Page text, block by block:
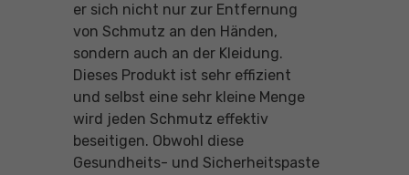
er sich nicht nur zur Entfernung
von Schmutz an den Händen,
sondern auch an der Kleidung.
Dieses Produkt ist sehr effizient
und selbst eine sehr kleine Menge
wird jeden Schmutz effektiv
beseitigen. Obwohl diese
Gesundheits- und Sicherheitspaste